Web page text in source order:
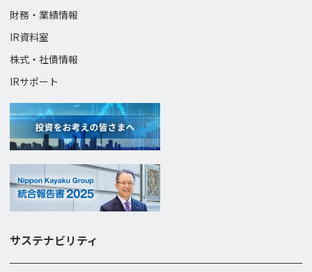
財務・業績情報
IR資料室
株式・社債情報
IRサポート
サステナビリティ